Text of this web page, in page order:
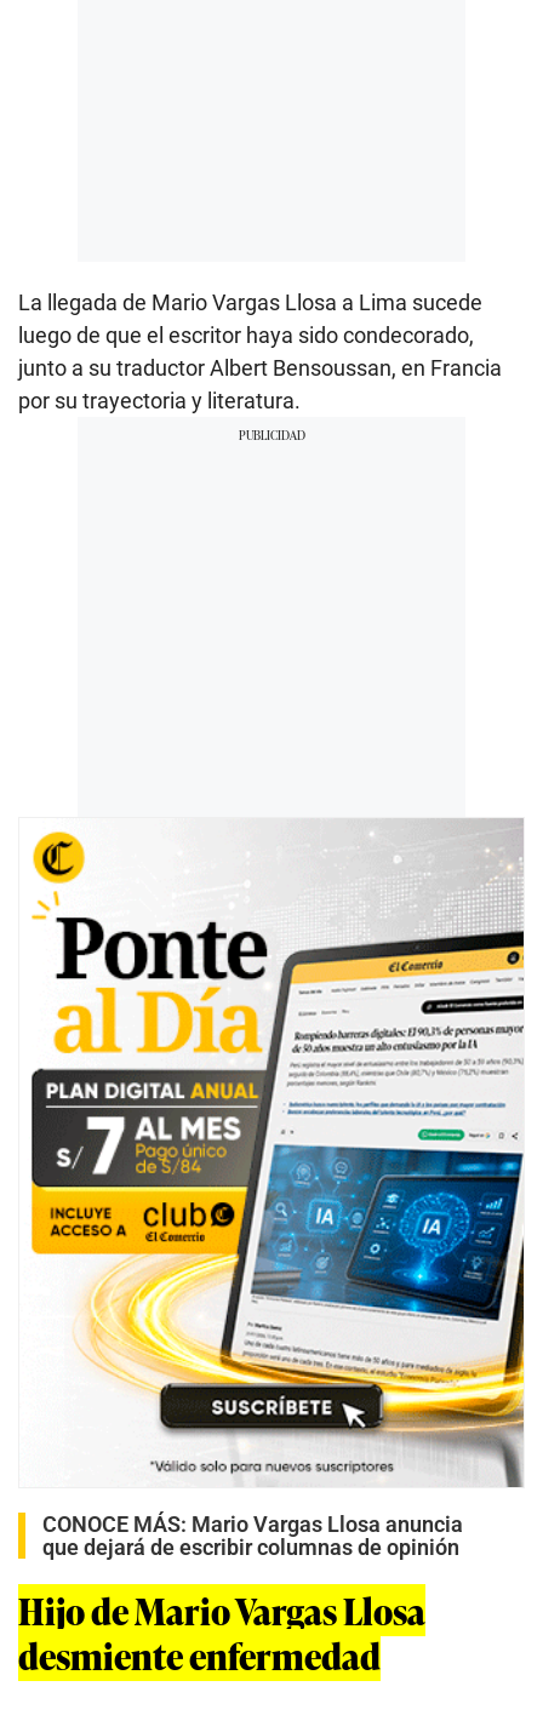
La llegada de Mario Vargas Llosa a Lima sucede
luego de que el escritor haya sido condecorado,
junto a su traductor Albert Bensoussan, en Francia
por su trayectoria y literatura.
CONOCE MÁS: Mario Vargas Llosa anuncia
que dejará de escribir columnas de opinión
Hijo de Mario Vargas Llosa
desmiente enfermedad